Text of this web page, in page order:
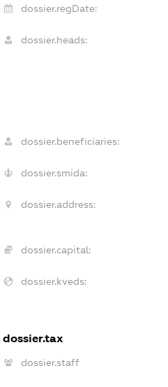
dossier.regDate:
dossier.heads:
dossier.beneficiaries:
dossier.smida:
dossier.address:
dossier.capital:
dossier.kveds:
dossier.tax
dossier.staff